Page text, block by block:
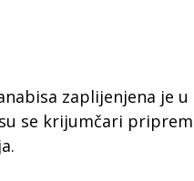
zaplijenjena je
se krijumčari